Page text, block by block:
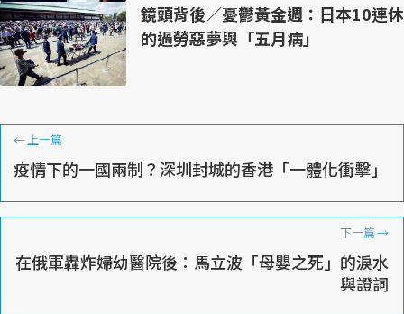
鏡頭背後／憂鬱黃金週：日本10連休
的過勞惡夢與「五月病」
←上一篇
疫情下的一國兩制？深圳封城的香港「一體化衝擊」
下一篇→
在俄軍轟炸婦幼醫院後：馬立波「母嬰之死」的淚水
與證詞